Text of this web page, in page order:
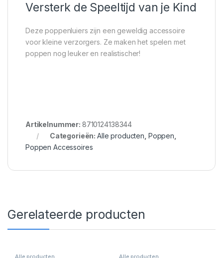
Versterk de Speeltijd van je Kind
Deze poppenluiers zijn een geweldig accessoire
voor kleine verzorgers. Ze maken het spelen met
poppen nog leuker en realistischer!
Artikelnummer: 8710124138344
Categorieën:Alle producten Poppen
Poppen Accessoires
Gerelateerde producten